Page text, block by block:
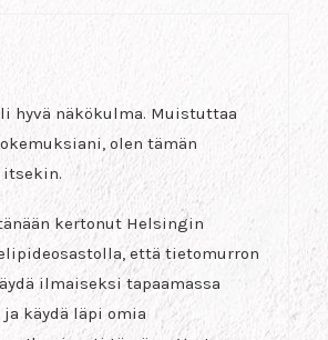
hyvä näkökulma. Muistuttaa
olen tämän
kertonut Helsingin
että tietomurron
ilmaiseksi tapaamassa
käydä läpi omia